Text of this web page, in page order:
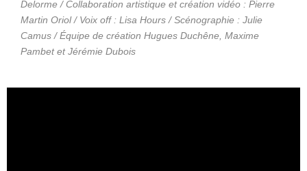
Delorme / Collaboration artistique et création vidéo : Pierre
Martin Oriol / Voix off : Lisa Hours / Scénographie : Julie
Camus / Équipe de création Hugues Duchêne, Maxime
Pambet et Jérémie Dubois